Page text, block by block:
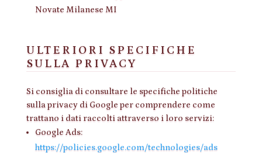
Novate Milanese MI
ULTERIORI SPECIFICHE
SULLA PRIVACY
Si consiglia di consultare le specifiche politiche
sulla privacy di Google per comprendere come
trattano i dati raccolti attraverso i loro servizi:
Google Ads:
https://policies.google.com/technologies/ads